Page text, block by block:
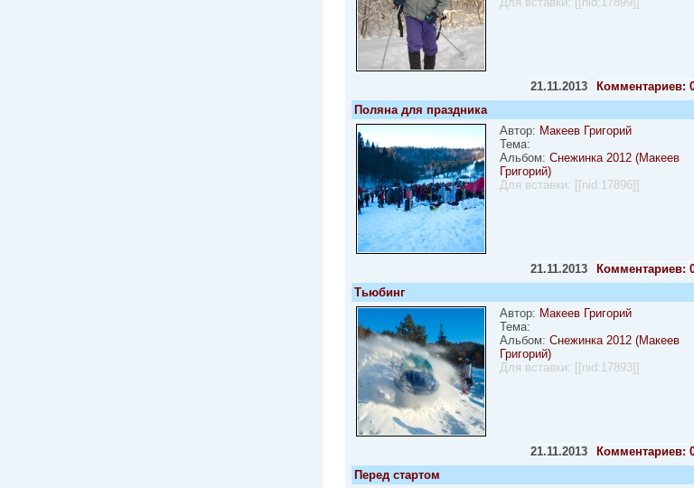
Комментариев:
21.11.2013
Поляна для праздника
Автор: Макеев Григорий
Тема:
Альбом: Снежинка 2012 (Макеев
Григорий)
Для вставки: [[nid:17896]]
Комментариев:
21.11.2013
Тьюбинг
Автор: Макеев Григорий
Тема:
Альбом: Снежинка 2012 (Макеев
Григорий)
Для вставки: [[nid:17893]]
Комментариев:
21.11.2013
Перед стартом